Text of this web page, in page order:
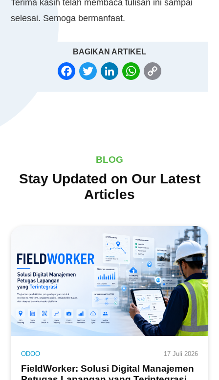
Terima kasih telah membaca tulisan ini sampai
selesai. Semoga bermanfaat.
BAGIKAN ARTIKEL
FACEBOOK
TWITTERLINKEDINWHATSAPP
BLOG
Stay Updated on Our Latest
Articles
ODOO 17 Juli 2026
FieldWorker: Solusi Digital Manajemen